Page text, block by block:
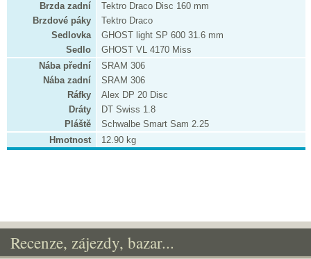
Brzda zadní
Tektro Draco Disc 160 mm
Brzdové páky
Tektro Draco
Sedlovka
GHOST light SP 600 31.6 mm
Sedlo
GHOST VL 4170 Miss
Nába přední
SRAM 306
Nába zadní
SRAM 306
Ráfky
Alex DP 20 Disc
Dráty
DT Swiss 1.8
Pláště
Schwalbe Smart Sam 2.25
Hmotnost
12.90 kg
Recenze, zájezdy, bazar...